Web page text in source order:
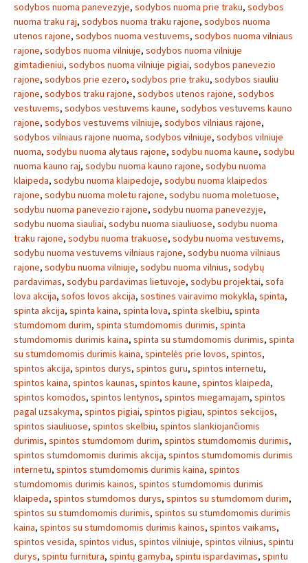
sodybos nuoma panevezyje, sodybos nuoma prie traku, sodybos
nuoma traku raj, sodybos nuoma traku rajone, sodybos nuoma
utenos rajone, sodybos nuoma vestuvems, sodybos nuoma vilniaus
rajone, sodybos nuoma vilniuje, sodybos nuoma vilniuje
gimtadieniui, sodybos nuoma vilniuje pigiai, sodybos panevezio
rajone, sodybos prie ezero, sodybos prie traku, sodybos siauliu
rajone, sodybos traku rajone, sodybos utenos rajone, sodybos
vestuvems, sodybos vestuvems kaune, sodybos vestuvems kauno
rajone, sodybos vestuvems vilniuje, sodybos vilniaus rajone,
sodybos vilniaus rajone nuoma, sodybos vilniuje, sodybos vilniuje
nuoma, sodybu nuoma alytaus rajone, sodybu nuoma kaune, sodybu
nuoma kauno raj, sodybu nuoma kauno rajone, sodybu nuoma
klaipeda, sodybu nuoma klaipedoje, sodybu nuoma klaipedos
rajone, sodybu nuoma moletu rajone, sodybu nuoma moletuose,
sodybu nuoma panevezio rajone, sodybu nuoma panevezyje,
sodybu nuoma siauliai, sodybu nuoma siauliuose, sodybu nuoma
traku rajone, sodybu nuoma trakuose, sodybu nuoma vestuvems,
sodybu nuoma vestuvems vilniaus rajone, sodybu nuoma vilniaus
rajone, sodybu nuoma vilniuje, sodybu nuoma vilnius, sodybų
pardavimas, sodybu pardavimas lietuvoje, sodybu projektai, sofa
lova akcija, sofos lovos akcija, sostines vairavimo mokykla, spinta,
spinta akcija, spinta kaina, spinta lova, spinta skelbiu, spinta
stumdomom durim, spinta stumdomomis durimis, spinta
stumdomomis durimis kaina, spinta su stumdomomis durimis, spinta
su stumdomomis durimis kaina, spintelės prie lovos, spintos,
spintos akcija, spintos durys, spintos guru, spintos internetu,
spintos kaina, spintos kaunas, spintos kaune, spintos klaipeda,
spintos komodos, spintos lentynos, spintos miegamajam, spintos
pagal uzsakyma, spintos pigiai, spintos pigiau, spintos sekcijos,
spintos siauliuose, spintos skelbiu, spintos slankiojančiomis
durimis, spintos stumdomom durim, spintos stumdomomis durimis,
spintos stumdomomis durimis akcija, spintos stumdomomis durimis
internetu, spintos stumdomomis durimis kaina, spintos
stumdomomis durimis kainos, spintos stumdomomis durimis
klaipeda, spintos stumdomos durys, spintos su stumdomom durim,
spintos su stumdomomis durimis, spintos su stumdomomis durimis
kaina, spintos su stumdomomis durimis kainos, spintos vaikams,
spintos vesida, spintos vidus, spintos vilniuje, spintos vilnius, spintu
durys, spintu furnitura, spintų gamyba, spintu ispardavimas, spintu